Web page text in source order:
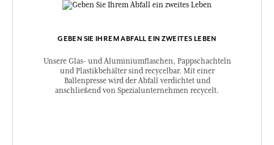
GEBEN SIE IHREM ABFALL EIN ZWEITES LEBEN
Unsere Glas- und Aluminiumflaschen, Pappschachteln
und Plastikbehälter sind recycelbar. Mit einer
Ballenpresse wird der Abfall verdichtet und
anschließend von Spezialunternehmen recycelt.